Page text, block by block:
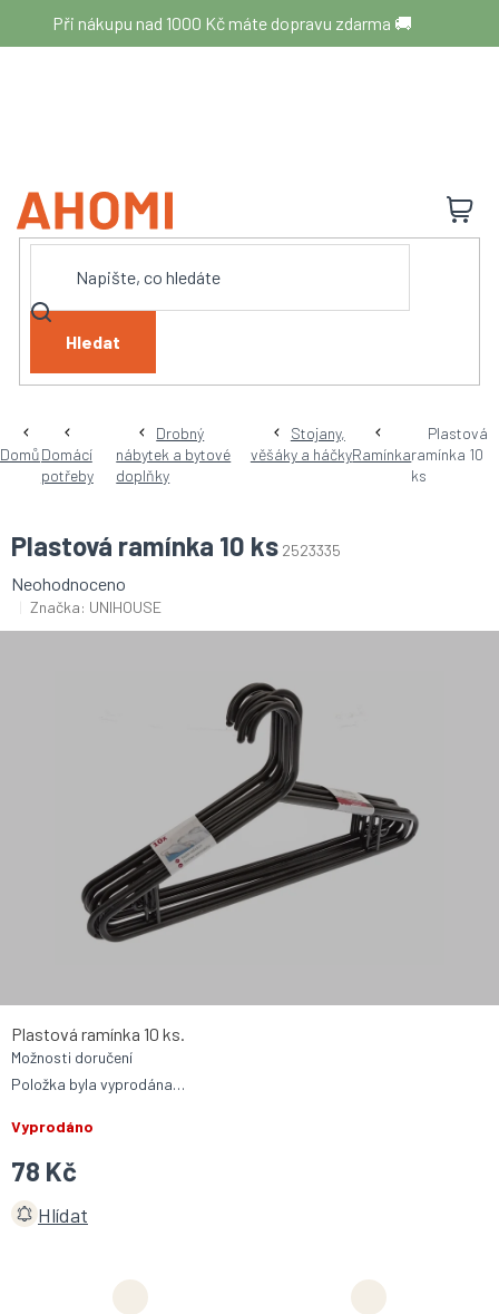
obsah
Při nákupu nad 1000 Kč máte dopravu zdarma 🚚
Hledat
DomůDomácí
potřeby
Drobný
nábytek a bytové
doplňky
Stojany,
věšáky a háčkyRamínka
Plastová
ramínka 10
ks
Plastová ramínka 10 ks 2523335
Průměrné
hodnocení
Neohodnoceno
Značka: UNIHOUSE
78 Kč
Vyprodáno
Možnosti doručení
Položka byla vyprodána…
Plastová ramínka 10 ks.
Hlídat